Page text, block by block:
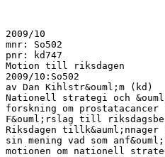
2009/10
mnr: So502
pnr: kd747
Motion till riksdagen
2009/10:So502
av Dan Kihlstr&ouml;m (kd)
Nationell strategi och
forskning om prostatacancer
F&ouml;rslag till
Riksdagen tillk&auml;nnager
sin mening vad som
motionen om nationell